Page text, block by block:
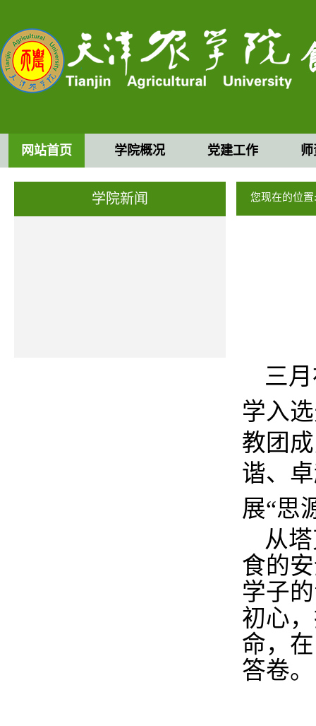
网站首页 学院概况 党建工作
学院新闻 您现在的位
三
学入
教团
谐、
展“思
从
食的
学子
初心
命，
答卷。